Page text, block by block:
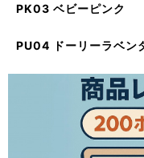
PK03 ベビーピンク
PU04 ドーリーラベン